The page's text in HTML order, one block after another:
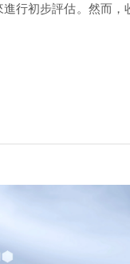
行初步評估。然而，